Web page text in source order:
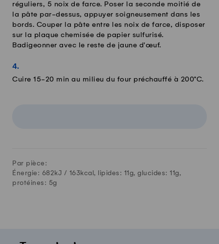
réguliers, 5 noix de farce. Poser la seconde moitié de
la pâte par-dessus, appuyer soigneusement dans les
bords. Couper la pâte entre les noix de farce, disposer
sur la plaque chemisée de papier sulfurisé.
Badigeonner avec le reste de jaune d'œuf.
Cuire 15-20 min au milieu du four préchauffé à 200°C.
Par pièce:
Énergie: 682kJ / 163kcal, lipides: 11g, glucides: 11g,
protéines: 5g